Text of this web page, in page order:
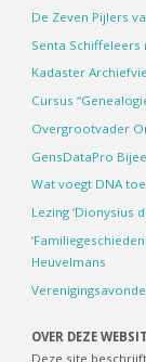
De Zeven Pijlers
Senta
Kadaster
Cursus
Overgrootvader
GensDataPro
Wat voegt DNA
Lezing ‘Dionysius
Heuvelmans
OVER DEZE
Deze site